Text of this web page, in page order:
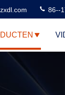
86--